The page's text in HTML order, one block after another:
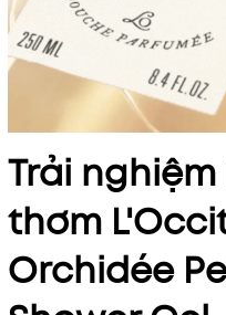
Trải
thơm
Orchidée